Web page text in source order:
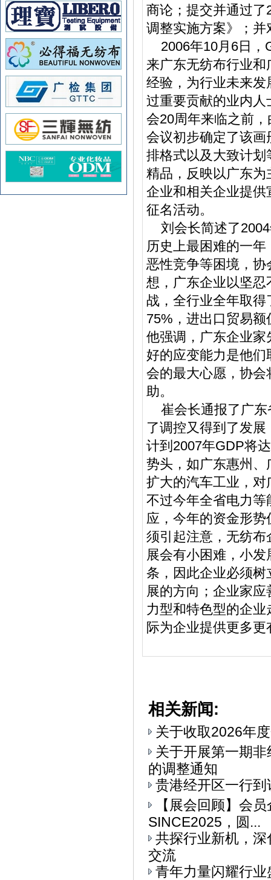
商论；提交并通过
调整实施方案》；
2006年10月6日，
来广东无纺布行业
经验，为行业未来
过重要贡献的业内
会20周年来临之前
会议初步确定了该
排格式以及大致计
精品，反映以广东
企业和相关企业提
征名活动。
刘会长简述了2004
历史上最困难的一
恶性竞争等困境，
想，广东企业以坚
战，全行业全年取
75%，进出口贸易
他强调，广东企业
好的应变能力是他
会的最大心愿，协
助。
崔会长通报了广东
了调控又得到了发
计到2007年GDP将
势头，如广东惠州
扩大的汽车工业，
不过今年全省电力
应，今年的资金形
须引起注意，无纺
展会有小困难，小
条，因此企业必须
展的方向；企业家
力型和特色型的企
际为企业提供更多
相关新闻:
关于收取2026年
关于开展第一期
的调整通知
贵港经开区一行
【展会回顾】会
SINCE2025，圆...
共探行业新机，
交流
青年力量闪耀行